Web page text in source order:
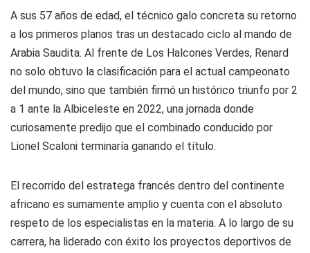
A sus 57 años de edad, el técnico galo concreta su retorno
a los primeros planos tras un destacado ciclo al mando de
Arabia Saudita. Al frente de Los Halcones Verdes, Renard
no solo obtuvo la clasificación para el actual campeonato
del mundo, sino que también firmó un histórico triunfo por 2
a 1 ante la Albiceleste en 2022, una jornada donde
curiosamente predijo que el combinado conducido por
Lionel Scaloni terminaría ganando el título.
El recorrido del estratega francés dentro del continente
africano es sumamente amplio y cuenta con el absoluto
respeto de los especialistas en la materia. A lo largo de su
carrera, ha liderado con éxito los proyectos deportivos de